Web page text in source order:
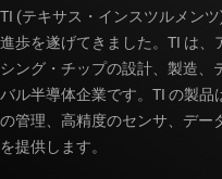
TI (テキサス・インスツルメン
進歩を遂げてきました。TI は、
シング・チップの設計、製造、
バル半導体企業です。TI の製品
の管理、高精度のセンサ、デー
を提供します。